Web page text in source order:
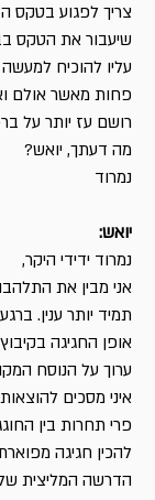
צריך לפגוע בטקס
שיעבור את הטקס
עליו להוכיח
פחות מאשר אולם
רושם עז יותר על
מה דעתך, יואש?
נמרוד
יואש:
נמרוד ידידי היקר,
אני מבין את
תמיד יותר ענין.
אופן החגיגה
ערוך על הנוסח
איני מסכים
פרי תחרות בין
להכין חגיגה
הדרשה המליצית